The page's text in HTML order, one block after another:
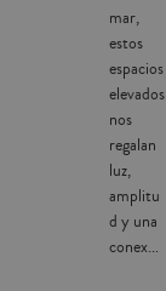
mar,
estos
espacios
elevados
nos
regalan
luz,
amplitu
d y una
conex...